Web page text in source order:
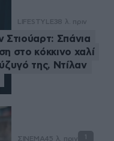
LIFESTYLE38 λ. πριν
Στιούαρτ: Σπάνια
στο κόκκινο χαλί
της, Ντίλαν
ΣΙΝΕΜΑ45 λ. πριν 1